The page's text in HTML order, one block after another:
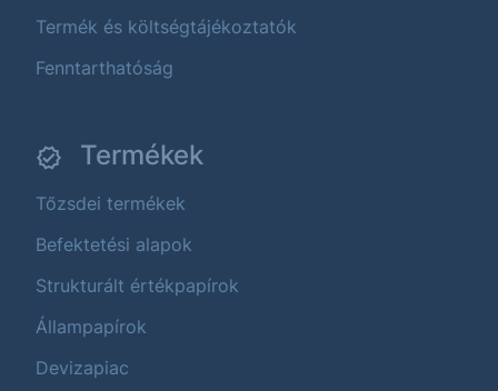
Termék és költségtájékoztatók
Fenntarthatóság
Termékek
Tőzsdei termékek
Befektetési alapok
Strukturált értékpapírok
Állampapírok
Devizapiac